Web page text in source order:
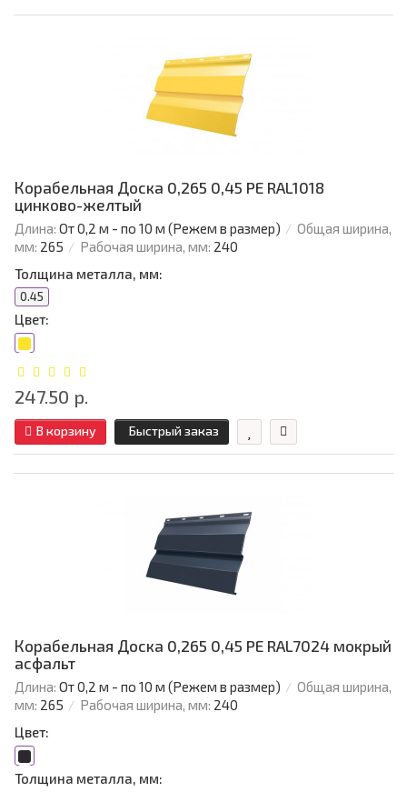
Корабельная Доска 0,265 0,45 PE RAL1018
цинково-желтый
Длина: От 0,2 м - по 10 м (Режем в размер)
Общая ширина,
мм: 265 Рабочая ширина, мм: 240
Толщина металла, мм:
0.45
Цвет:
247.50 р.
В корзину Быстрый заказ
Корабельная Доска 0,265 0,45 PE RAL7024 мокрый
асфальт
Длина: От 0,2 м - по 10 м (Режем в размер)
Общая ширина,
мм: 265 Рабочая ширина, мм: 240
Цвет:
Толщина металла, мм: